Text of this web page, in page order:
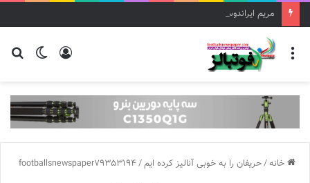
مریم ایراندوست سرمربی تیم فوتبال زنان استقلال شد
تغییر
ورود منو
خانه/حریفان را به خوبی آنالیز کرده ایم/
footballsnewspaper79353194